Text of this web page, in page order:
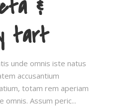
&
tart
unde omnis iste natus
accusantium
totam rem aperiam
omnis. Assum peric...